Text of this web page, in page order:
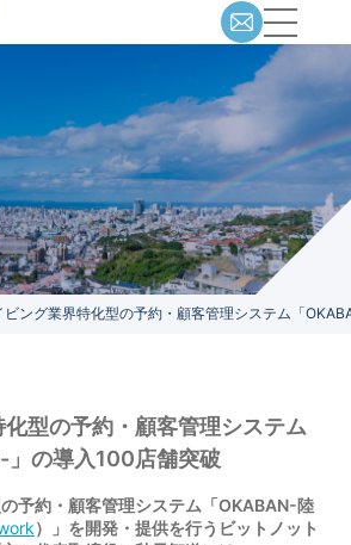
ビング業界特化型の予約・顧客管理システム「
型の予約・顧客管理システム
」の導入100店舗突破
予約・顧客管理システム「OKABAN-陸
）」を開発・提供を行うビットノット